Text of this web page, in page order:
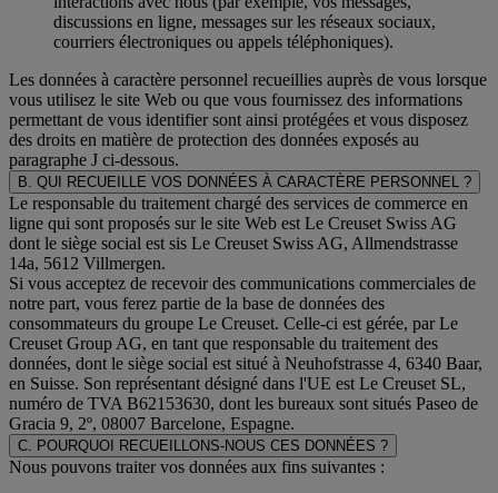
discussions en ligne, messages sur les réseaux sociaux,
courriers électroniques ou appels téléphoniques).
Les données à caractère personnel recueillies auprès de vous lorsque
vous utilisez le site Web ou que vous fournissez des informations
permettant de vous identifier sont ainsi protégées et vous disposez
des droits en matière de protection des données exposés au
paragraphe J ci-dessous.
B. QUI RECUEILLE VOS DONNÉES À CARACTÈRE PERSONNEL ?
Le responsable du traitement chargé des services de commerce en
ligne qui sont proposés sur le site Web est Le Creuset Swiss AG
dont le siège social est sis Le Creuset Swiss AG, Allmendstrasse
14a, 5612 Villmergen.
Si vous acceptez de recevoir des communications commerciales de
notre part, vous ferez partie de la base de données des
consommateurs du groupe Le Creuset. Celle-ci est gérée, par Le
Creuset Group AG, en tant que responsable du traitement des
données, dont le siège social est situé à Neuhofstrasse 4, 6340 Baar,
en Suisse. Son représentant désigné dans l'UE est Le Creuset SL,
numéro de TVA B62153630, dont les bureaux sont situés Paseo de
Gracia 9, 2º, 08007 Barcelone, Espagne.
C. POURQUOI RECUEILLONS-NOUS CES DONNÉES ?
Nous pouvons traiter vos données aux fins suivantes :